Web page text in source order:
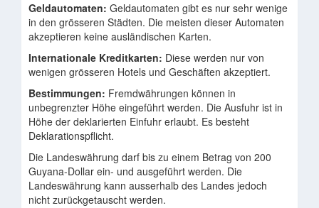
Geldautomaten: Geldautomaten gibt es nur sehr wenige
in den grösseren Städten. Die meisten dieser Automaten
akzeptieren keine ausländischen Karten.
Internationale Kreditkarten: Diese werden nur von
wenigen grösseren Hotels und Geschäften akzeptiert.
Bestimmungen: Fremdwährungen können in
unbegrenzter Höhe eingeführt werden. Die Ausfuhr ist in
Höhe der deklarierten Einfuhr erlaubt. Es besteht
Deklarationspflicht.
Die Landeswährung darf bis zu einem Betrag von 200
Guyana-Dollar ein- und ausgeführt werden. Die
Landeswährung kann ausserhalb des Landes jedoch
nicht zurückgetauscht werden.